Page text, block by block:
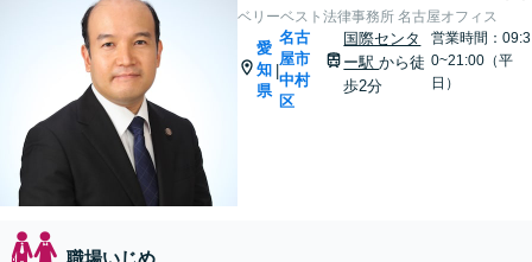
ベリーベスト法律事務所 名古屋オフィス
愛
知
県
|
名古
屋市
中村
区
国際センタ
ー駅から徒
歩2分
営業時間：09:3
0~21:00（平
日）
職場いじめ